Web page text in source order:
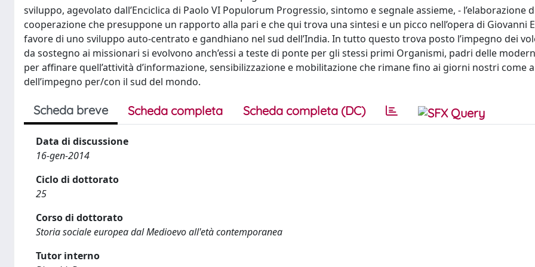
sviluppo, agevolato dall’Enciclica di Paolo VI Populorum Progressio, sintomo e segnale assieme, - l’elaborazione
cooperazione che presuppone un rapporto alla pari e che qui trova una sintesi e un picco nell’opera di Giovanni
favore di uno sviluppo auto-centrato e gandhiano nel sud dell’India. In tutto questo trova posto l’impegno dei
da sostegno ai missionari si evolvono anch’essi a teste di ponte per gli stessi primi Organismi, padri delle
per affinare quell’attività d’informazione, sensibilizzazione e mobilitazione che rimane fino ai giorni nostri come
dell’impegno per/con il sud del mondo.
Scheda breve Scheda completa Scheda completa (DC)
Data di discussione
16-gen-2014
Ciclo di dottorato
25
Corso di dottorato
Storia sociale europea dal Medioevo all'età contemporanea
Tutor interno